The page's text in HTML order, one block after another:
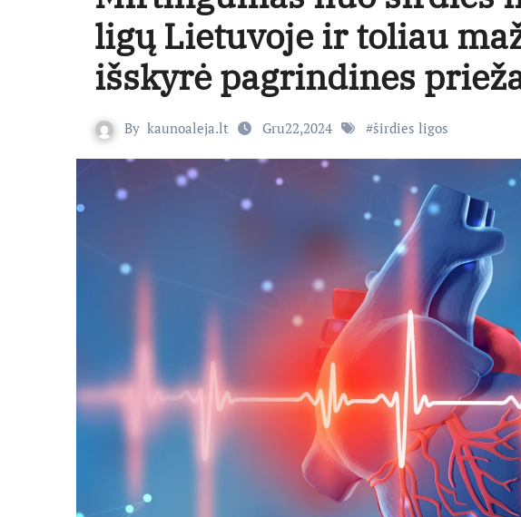
ligų Lietuvoje ir toliau
išskyrė pagrindines
By kaunoaleja.lt Gru22,2024 #širdies ligos